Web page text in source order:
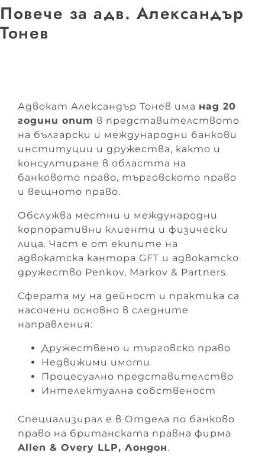
Повече за адв. Александър
Тонев
Адвокат Александър Тонев има над 20
години опит в представителството
на български и международни банкови
институции и дружества, както и
консултиране в областта на
банковото право, търговското право
и вещното право.
Обслужва местни и международни
корпоративни клиенти и физически
лица. Част е от екипите на
адвокатска кантора GFT и адвокатско
дружество Penkov, Markov & Partners.
Сферата му на дейност и практика са
насочени основно в следните
направления:
Дружествено и търговско право
Недвижими имоти
Процесуално представителство
Интелектуална собственост
Специализирал е в Отдела по банково
право на британската правна фирма
Allen & Overy LLP, Лондон.